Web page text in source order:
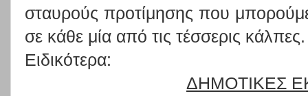
σταυρούς προτίμησης που
σε κάθε μία από τις τέσσερις κάλπες.
Ειδικότερα:
ΔΗΜΟΤΙΚΕΣ